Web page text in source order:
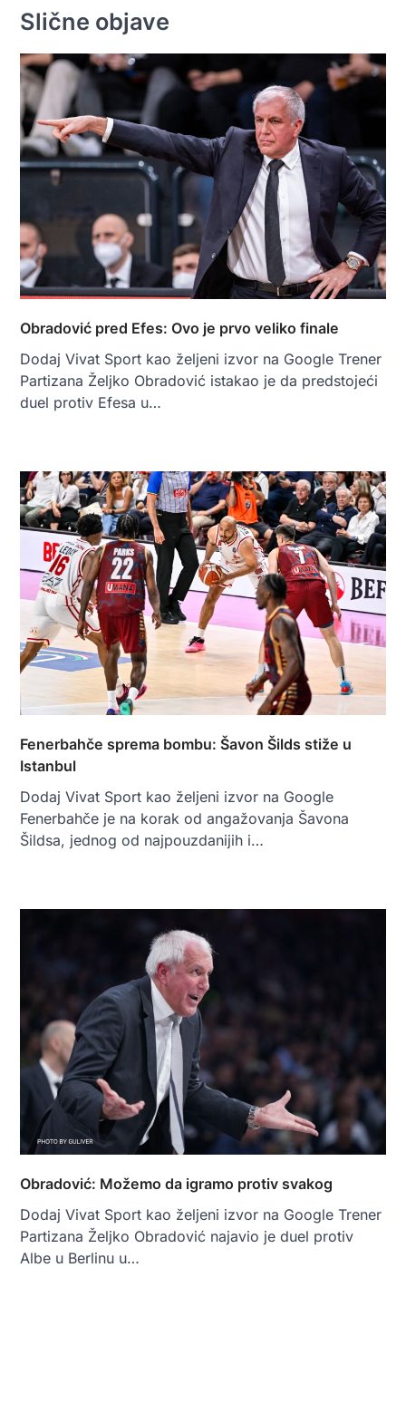
Slične objave
Obradović pred Efes: Ovo je prvo veliko finale
Dodaj Vivat Sport kao željeni izvor na Google Trener
Partizana Željko Obradović istakao je da predstojeći
duel protiv Efesa u…
Fenerbahče sprema bombu: Šavon Šilds stiže u
Istanbul
Dodaj Vivat Sport kao željeni izvor na Google
Fenerbahče je na korak od angažovanja Šavona
Šildsa, jednog od najpouzdanijih i…
Obradović: Možemo da igramo protiv svakog
Dodaj Vivat Sport kao željeni izvor na Google Trener
Partizana Željko Obradović najavio je duel protiv
Albe u Berlinu u…